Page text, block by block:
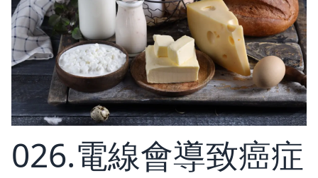
026.電線會導致癌症